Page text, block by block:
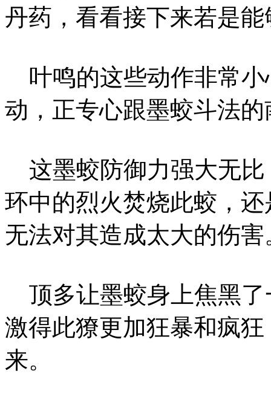
丹药，看看接下来若是
叶鸣的这些动作非常小
动，正专心跟墨蛟斗法
这墨蛟防御力强大无比
环中的烈火焚烧此蛟，
无法对其造成太大的伤害
顶多让墨蛟身上焦黑了
激得此獠更加狂暴和疯
来。